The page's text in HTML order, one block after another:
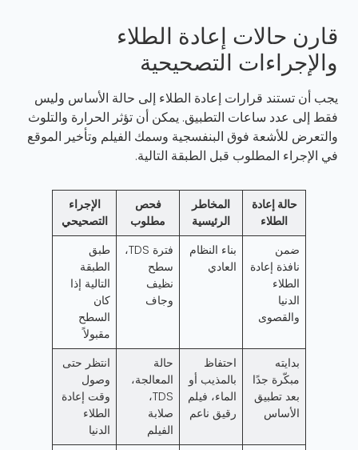
قارن حالات إعادة الطلاء
والإجراءات التصحيحية
يجب أن تستند قرارات إعادة الطلاء إلى حالة الأساس وليس
فقط إلى عدد ساعات التطبيق. يمكن أن تؤثر الحرارة والتلوث
والتعرض للأشعة فوق البنفسجية وسمك الفيلم وتأخير الموقع
في الإجراء المطلوب قبل الطبقة التالية.
حالة إعادة
الطلاء
المخاطر
الرئيسية
فحص
مطلوب
الإجراء
التصحيحي
ضمن
نافذة إعادة
الطلاء
الدنيا
والقصوى
بناء النظام
العادي
فترة TDS،
سطح
نظيف
وجاف
طبق
الطبقة
التالية إذا
كان
السطح
مقبولاً
بدايته
مبكّرة جدًا
بعد تطبيق
الأساس
احتفاظ
بالمذيب أو
الماء، فيلم
رقيق ناعم
حالة
المعالجة،
TDS،
صلابة
الفيلم
انتظر حتى
وصول
وقت إعادة
الطلاء
الدنيا